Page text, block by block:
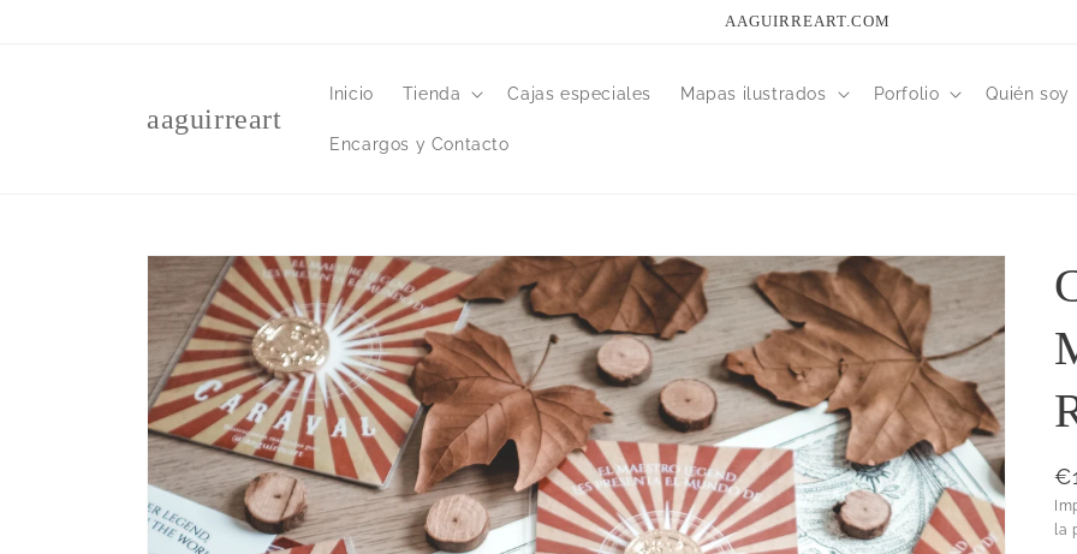
AAGUIRREART.COM
aaguirreart
Inicio Tienda Cajas especiales Mapas ilustrados Porfolio Quién soy
Encargos y Contacto
directamente
información
del producto
la